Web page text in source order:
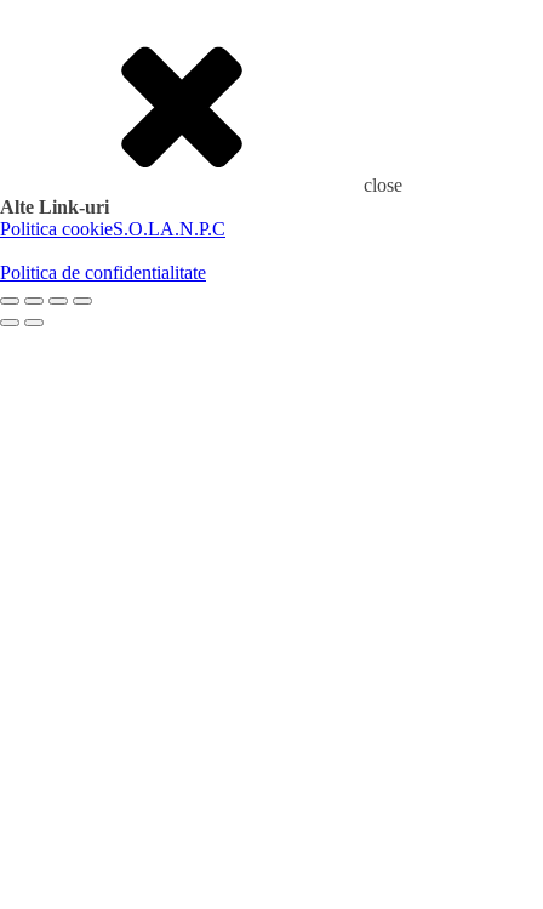
close
Alte Link-uri
Politica cookieS.O.LA.N.P.C
Politica de confidentialitate